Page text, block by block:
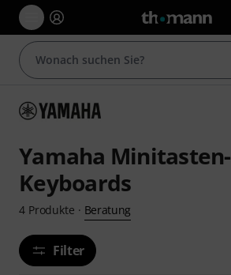
Yamaha Minitasten-
Keyboards
4 Produkte · Beratung
Filter